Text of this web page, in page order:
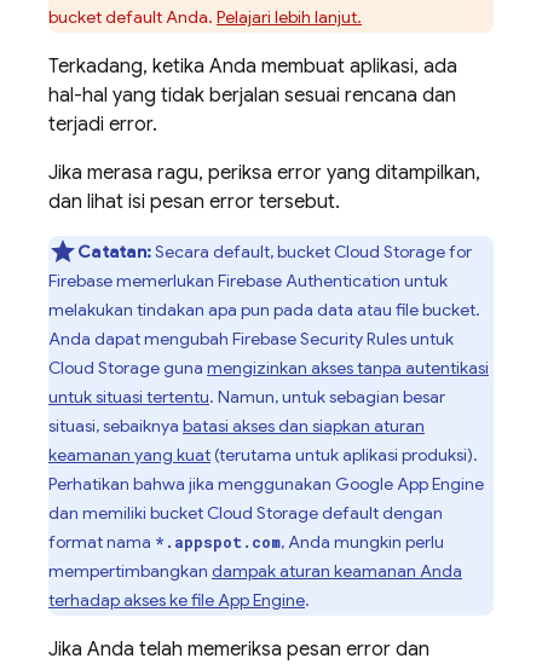
bucket default Anda. Pelajari lebih lanjut.
Terkadang, ketika Anda membuat aplikasi, ada
hal-hal yang tidak berjalan sesuai rencana dan
terjadi error.
Jika merasa ragu, periksa error yang ditampilkan,
dan lihat isi pesan error tersebut.
Catatan:Secara default, bucket Cloud Storage for
Firebasememerlukan Firebase Authentication untuk
melakukan tindakan apa pun pada data atau file bucket.
Anda dapat mengubah Firebase Security Rulesuntuk
Cloud Storageguna mengizinkan akses tanpa autentikasi
untuk situasi tertentu. Namun, untuk sebagian besar
situasi, sebaiknya batasi akses dan siapkan aturan
keamanan yang kuat(terutama untuk aplikasi produksi).
Perhatikan bahwa jika menggunakan GoogleApp Engine
dan memiliki bucket Cloud Storagedefault dengan
format nama *.appspot.com, Anda mungkin perlu
mempertimbangkan dampak aturan keamanan Anda
terhadap akses ke fileApp Engine.
Jika Anda telah memeriksa pesan error dan